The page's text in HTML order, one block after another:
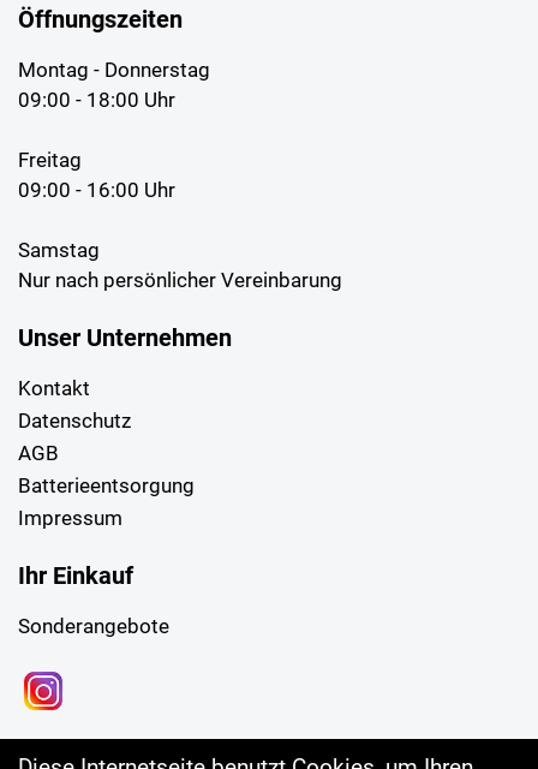
Öffnungszeiten
Montag - Donnerstag
09:00 - 18:00 Uhr
Freitag
09:00 - 16:00 Uhr
Samstag
Nur nach persönlicher Vereinbarung
Unser Unternehmen
Kontakt
Datenschutz
AGB
Batterieentsorgung
Impressum
Ihr Einkauf
Sonderangebote